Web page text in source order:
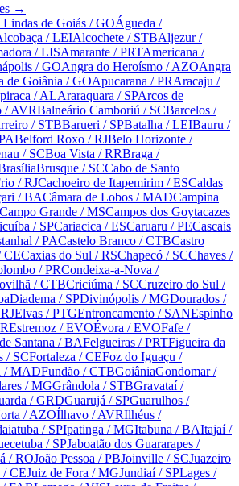
→
Lindas de Goiás / GOÁgueda /
/ LEIAlcochete / STBAljezur/
/ LISAmarante / PRTAmericana /
/ GOAngra do Heroísmo / AZOAngra
de Goiânia / GOApucarana / PRAracaju /
/ ALAraraquara / SPArcos de
/ AVRBalneário Camboriú / SCBarcelos /
/ STBBarueri / SPBatalha / LEIBauru /
Belford Roxo / RJBelo Horizonte /
/ SCBoa Vista / RRBraga /
Brusque / SCCabo de Santo
/ RJCachoeiro de Itapemirim / ESCaldas
/ BACâmara de Lobos / MADCampina
Campo Grande / MSCampos dos Goytacazes
/ SPCariacica / ESCaruaru / PECascais
/ PACastelo Branco / CTBCastro
CECaxias do Sul / RSChapecó / SCChaves /
/ PRCondeixa-a-Nova /
/ CTBCriciúma / SCCruzeiro do Sul /
Diadema / SPDivinópolis / MGDourados /
Elvas / PTGEntroncamento / SANEspinho
Estremoz / EVOÉvora / EVOFafe /
Santana / BAFelgueiras / PRTFigueira da
/ SCFortaleza / CEFoz do Iguaçu /
/ MADFundão / CTBGoiâniaGondomar/
/ MGGrândola / STBGravataí/
/ GRDGuarujá / SPGuarulhos /
/ AZOÍlhavo / AVRIlhéus /
/ SPIpatinga / MGItabuna / BAItajaí/
/ SPJaboatão dos Guararapes /
/ ROJoão Pessoa / PBJoinville / SCJuazeiro
/ CEJuiz de Fora / MGJundiaí/ SPLages /